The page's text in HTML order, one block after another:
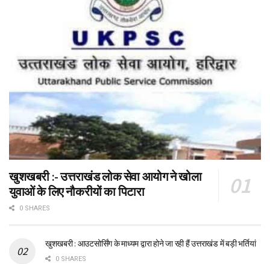
खुशखबरी :- उत्तराखंड लोक सेवा आयोग ने खोला
युवाओं के लिए नौकरीयों का पिटारा
0 SHARES
खुशखबरी : आउटसोर्सिंग के माध्यम द्वारा होने जा रही हैं उत्तराखंड में बड़ी भर्तियां
0 SHARES